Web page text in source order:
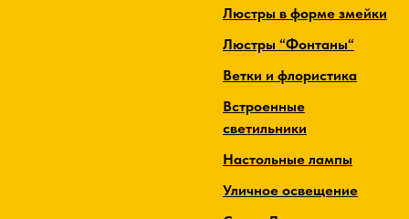
Люстры в форме змейки
Люстры “Фонтаны“
Ветки и флористика
Встроенные
светильники
Настольные лампы
Уличное освещение